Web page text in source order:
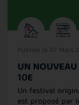
Publiée le 07 Mars
UN
10E
Un festival
est proposé par